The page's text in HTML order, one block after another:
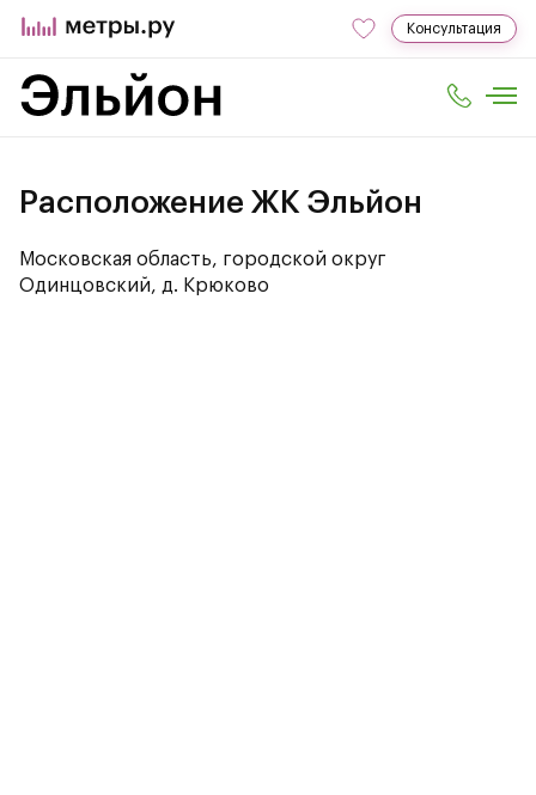
Консультация
Расположение ЖК Эльйон
Московская область, городской округ
Одинцовский, д. Крюково